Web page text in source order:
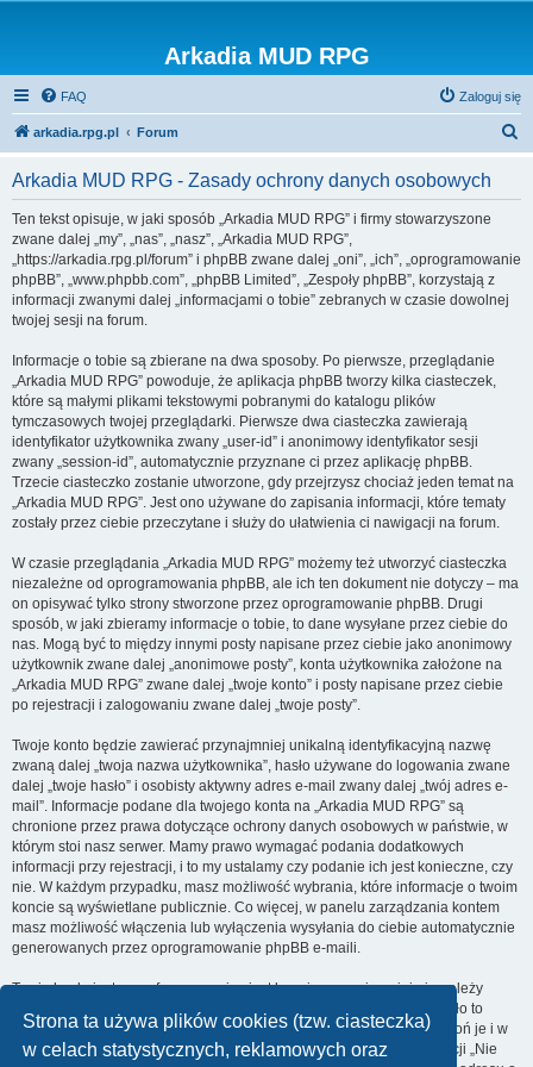
Strona ta używa plików cookies (tzw. ciasteczka)
w celach statystycznych, reklamowych oraz
Arkadia MUD RPG
FAQ Zaloguj się
arkadia.rpg.pl Forum
Arkadia MUD RPG - Zasady ochrony danych osobowych
Ten tekst opisuje, w jaki sposób „Arkadia MUD RPG” i firmy stowarzyszone
zwane dalej „my”, „nas”, „nasz”, „Arkadia MUD RPG”,
„https://arkadia.rpg.pl/forum” i phpBB zwane dalej „oni”, „ich”, „oprogramowanie
phpBB”, „www.phpbb.com”, „phpBB Limited”, „Zespoły phpBB”, korzystają z
informacji zwanymi dalej „informacjami o tobie” zebranych w czasie dowolnej
twojej sesji na forum.
Informacje o tobie są zbierane na dwa sposoby. Po pierwsze, przeglądanie
„Arkadia MUD RPG” powoduje, że aplikacja phpBB tworzy kilka ciasteczek,
które są małymi plikami tekstowymi pobranymi do katalogu plików
tymczasowych twojej przeglądarki. Pierwsze dwa ciasteczka zawierają
identyfikator użytkownika zwany „user-id” i anonimowy identyfikator sesji
zwany „session-id”, automatycznie przyznane ci przez aplikację phpBB.
Trzecie ciasteczko zostanie utworzone, gdy przejrzysz chociaż jeden temat na
„Arkadia MUD RPG”. Jest ono używane do zapisania informacji, które tematy
zostały przez ciebie przeczytane i służy do ułatwienia ci nawigacji na forum.
W czasie przeglądania „Arkadia MUD RPG” możemy też utworzyć ciasteczka
niezależne od oprogramowania phpBB, ale ich ten dokument nie dotyczy – ma
on opisywać tylko strony stworzone przez oprogramowanie phpBB. Drugi
sposób, w jaki zbieramy informacje o tobie, to dane wysyłane przez ciebie do
nas. Mogą być to między innymi posty napisane przez ciebie jako anonimowy
użytkownik zwane dalej „anonimowe posty”, konta użytkownika założone na
„Arkadia MUD RPG” zwane dalej „twoje konto” i posty napisane przez ciebie
po rejestracji i zalogowaniu zwane dalej „twoje posty”.
Twoje konto będzie zawierać przynajmniej unikalną identyfikacyjną nazwę
zwaną dalej „twoja nazwa użytkownika”, hasło używane do logowania zwane
dalej „twoje hasło” i osobisty aktywny adres e-mail zwany dalej „twój adres e-
mail”. Informacje podane dla twojego konta na „Arkadia MUD RPG” są
chronione przez prawa dotyczące ochrony danych osobowych w państwie, w
którym stoi nasz serwer. Mamy prawo wymagać podania dodatkowych
informacji przy rejestracji, i to my ustalamy czy podanie ich jest konieczne, czy
nie. W każdym przypadku, masz możliwość wybrania, które informacje o twoim
koncie są wyświetlane publicznie. Co więcej, w panelu zarządzania kontem
masz możliwość włączenia lub wyłączenia wysyłania do ciebie automatycznie
generowanych przez oprogramowanie phpBB e-maili.
Twoje hasło jest zaszyfrowane, więc jest bezpieczne, niemniej nie należy
używać tego samego hasła na różnych witrynach internetowych. Hasło to
umożliwia dostęp do twojego konta na „Arkadia MUD RPG”, więc chroń je i w
żadnym wypadku nie podawajnikomu . Jeśli je zapomnisz, użyj funkcji „Nie